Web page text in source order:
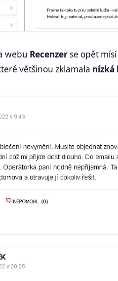
webu Recenzerse opět mísí
většinou zklamala